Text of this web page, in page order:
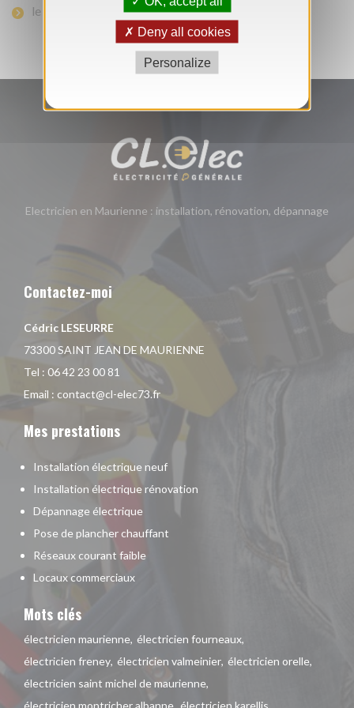
le câblage coaxial pour antenne TV
Electricien en Maurienne : installation, rénovation, dépannage
Contactez-moi
Cédric LESEURRE
73300 SAINT JEAN DE MAURIENNE
Tel : 06 42 23 00 81
Email : contact@cl-elec73.fr
Mes prestations
Installation électrique neuf
Installation électrique rénovation
Dépannage électrique
Pose de plancher chauffant
Réseaux courant faible
Locaux commerciaux
Mots clés
électricien maurienne électricien fourneaux
électricien freney électricien valmeinier électricien orelle
électricien saint michel de maurienne
électricien montricher albanne électricien karellis
Deny all cookies
Personalize